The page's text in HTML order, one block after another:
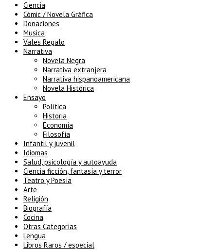
Ciencia
Cómic / Novela Gráfica
Donaciones
Musica
Vales Regalo
Narrativa
Novela Negra
Narrativa extranjera
Narrativa hispanoamericana
Novela Histórica
Ensayo
Política
Historia
Economía
Filosofía
Infantil y juvenil
Idiomas
Salud, psicología y autoayuda
Ciencia ficción, fantasía y terror
Teatro y Poesía
Arte
Religión
Biografía
Cocina
Otras Categorías
Lengua
Libros Raros / especial